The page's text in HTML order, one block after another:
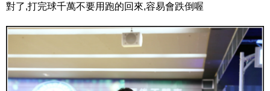
對了,打完球千萬不要用跑的回來,容易會跌倒喔